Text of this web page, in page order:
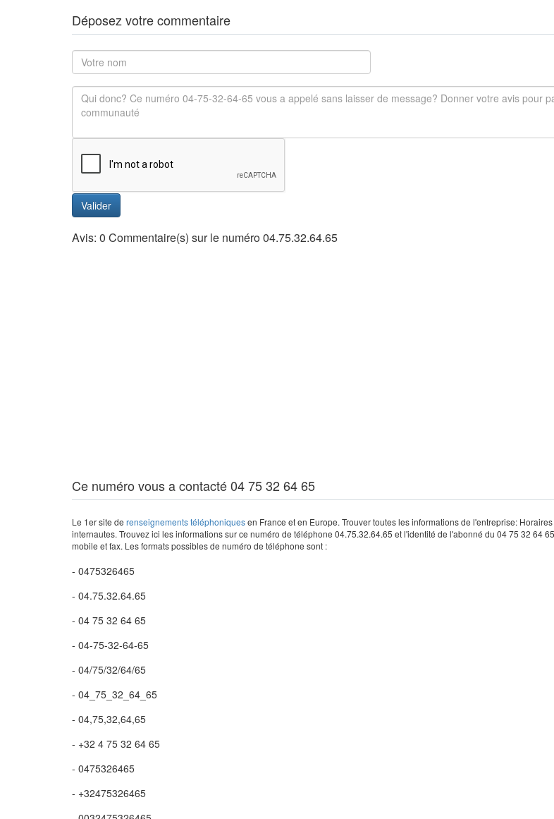
Déposez votre commentaire
Valider
Avis: 0 Commentaire(s) sur le numéro 04.75.32.64.65
Ce numéro vous a contacté 04 75 32 64 65
Le 1er site de renseignements téléphoniquesen France et en Europe. Trouver toutes les informations de l'entreprise:
internautes. Trouvez ici les informations sur ce numéro de téléphone 04.75.32.64.65 et l'identité de l'abonné du 04 75 32 64
mobile et fax. Les formats possibles de numéro de téléphone sont :
- 0475326465
- 04.75.32.64.65
- 04 75 32 64 65
- 04-75-32-64-65
- 04/75/32/64/65
- 04_75_32_64_65
- 04,75,32,64,65
- +32 4 75 32 64 65
- 0475326465
- +32475326465